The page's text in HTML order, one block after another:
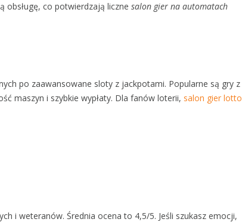
obsługę, co potwierdzają liczne salon gier na automatach
po zaawansowane sloty z jackpotami. Popularne są gry z
maszyn i szybkie wypłaty. Dla fanów loterii, salon gier lotto
i weteranów. Średnia ocena to 4,5/5. Jeśli szukasz emocji,